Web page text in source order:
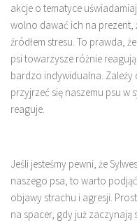
akcje o tematyce
wolno dawać ich na prezent,
źródłem stresu. To prawda,
psi towarzysze różnie
bardzo indywidualna.
przyjrzeć się naszemu psu
reaguje.
Jeśli jesteśmy pewni, że
naszego psa, to warto
objawy strachu i agresji.
na spacer, gdy już zaczynają